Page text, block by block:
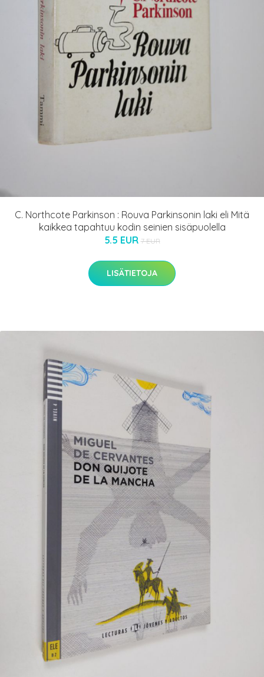
C. Northcote Parkinson : Rouva Parkinsonin laki eli Mitä
kaikkea tapahtuu kodin seinien sisäpuolella
5.5 EUR 7 EUR
LISÄTIETOJA